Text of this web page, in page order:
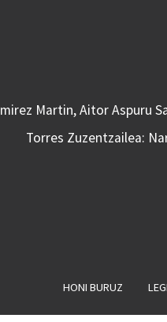
Martin, Aitor Aspuru
Torres Zuzentzailea:
HONI BURUZ